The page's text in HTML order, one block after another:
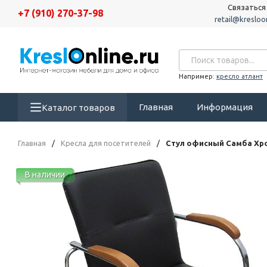
+7 (910) 270-37-98
Например: кресло атлант
Каталог товаров Главная Информация
Главная / Кресла для посетителей / Стул офисный Самба
В наличии